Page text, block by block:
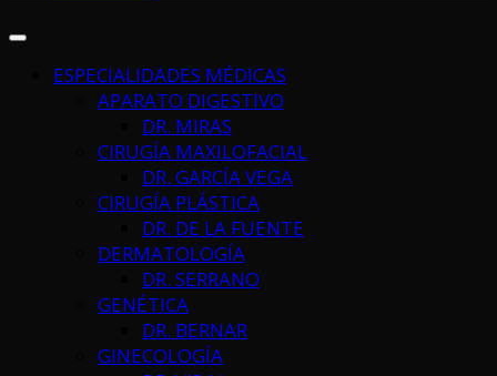
ESPECIALIDADES MÉDICAS
APARATO DIGESTIVO
DR. MIRAS
CIRUGÍA MAXILOFACIAL
DR. GARCÍA VEGA
CIRUGÍA PLÁSTICA
DR. DE LA FUENTE
DERMATOLOGÍA
DR. SERRANO
GENÉTICA
DR. BERNAR
GINECOLOGÍA